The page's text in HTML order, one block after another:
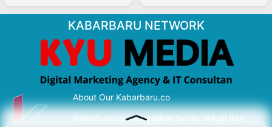
KABARBARU NETWORK
About Our Kabarbaru.co
Kabarbaru.co menyajikan berita aktual dan